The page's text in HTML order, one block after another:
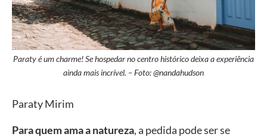
Paraty é um charme! Se hospedar no centro histórico deixa a experiência
ainda mais incrível. – Foto: @nandahudson
Paraty Mirim
Para quem ama a natureza, a pedida pode ser se